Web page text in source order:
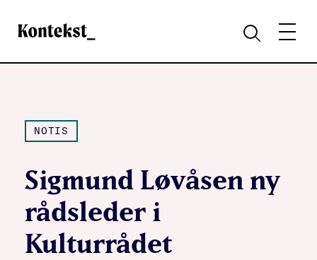
Kontekst
SØKMENY
NOTIS
Sigmund Løvåsen ny
rådsleder i
Kulturrådet